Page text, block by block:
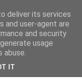
deliver its services
and user-agent are
and security
usage
abuse.
IT